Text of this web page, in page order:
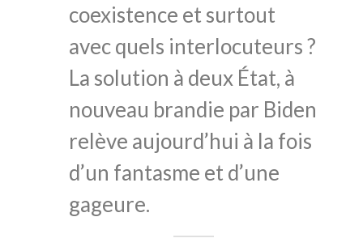
coexistence et surtout
avec quels interlocuteurs ?
La solution à deux État, à
nouveau brandie par Biden
relève aujourd’hui à la fois
d’un fantasme et d’une
gageure.